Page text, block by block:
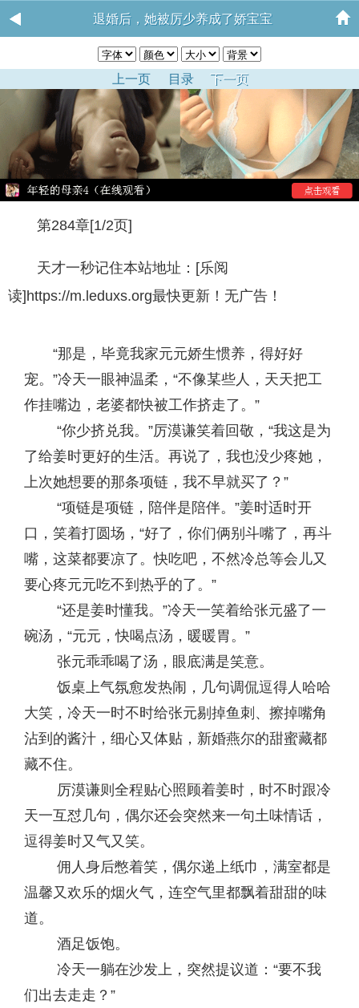
退婚后，她被厉少养成了娇宝宝
上一页 目录 下一页
第284章[1/2页]
天才一秒记住本站地址：[乐阅
读]https://m.leduxs.org最快更新！无广告！
“那是，毕竟我家元元娇生惯养，得好好
宠。”冷天一眼神温柔，“不像某些人，天天把工
作挂嘴边，老婆都快被工作挤走了。”
“你少挤兑我。”厉漠谦笑着回敬，“我这是为
了给姜时更好的生活。再说了，我也没少疼她，
上次她想要的那条项链，我不早就买了？”
“项链是项链，陪伴是陪伴。”姜时适时开
口，笑着打圆场，“好了，你们俩别斗嘴了，再斗
嘴，这菜都要凉了。快吃吧，不然冷总等会儿又
要心疼元元吃不到热乎的了。”
“还是姜时懂我。”冷天一笑着给张元盛了一
碗汤，“元元，快喝点汤，暖暖胃。”
张元乖乖喝了汤，眼底满是笑意。
饭桌上气氛愈发热闹，几句调侃逗得人哈哈
大笑，冷天一时不时给张元剔掉鱼刺、擦掉嘴角
沾到的酱汁，细心又体贴，新婚燕尔的甜蜜藏都
藏不住。
厉漠谦则全程贴心照顾着姜时，时不时跟冷
天一互怼几句，偶尔还会突然来一句土味情话，
逗得姜时又气又笑。
佣人身后憋着笑，偶尔递上纸巾，满室都是
温馨又欢乐的烟火气，连空气里都飘着甜甜的味
道。
酒足饭饱。
冷天一躺在沙发上，突然提议道：“要不我
们出去走走？”